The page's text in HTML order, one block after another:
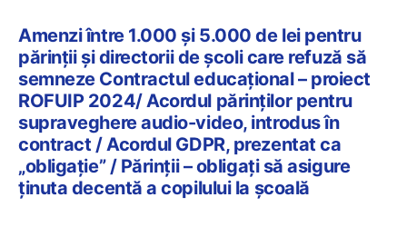
Amenzi între 1.000 și 5.000 de lei pentru
părinții și directorii de școli care refuză să
semneze Contractul educațional – proiect
ROFUIP 2024/ Acordul părinților pentru
supraveghere audio-video, introdus în
contract / Acordul GDPR, prezentat ca
„obligație” / Părinții – obligați să asigure
ținuta decentă a copilului la școală